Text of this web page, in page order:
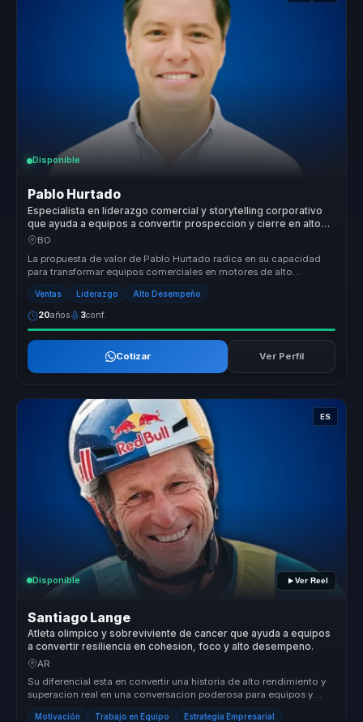
Disponible
Pablo Hurtado
Especialista en liderazgo comercial y storytelling corporativo
que ayuda a equipos a convertir prospeccion y cierre en alto
desempeno y resultados.
BO
La propuesta de valor de Pablo Hurtado radica en su capacidad
para transformar equipos comerciales en motores de alto
rendimiento. Con má...
Ventas Liderazgo Alto Desempeño
20años 3conf.
Cotizar Ver Perfil
ES
Disponible Ver Reel
Santiago Lange
Atleta olimpico y sobreviviente de cancer que ayuda a equipos
a convertir resiliencia en cohesion, foco y alto desempeno.
AR
Su diferencial esta en convertir una historia de alto rendimiento y
superacion real en una conversacion poderosa para equipos y
lideres. ...
Motivación Trabajo en Equipo Estrategia Empresarial